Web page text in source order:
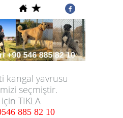
kangal yavrusu
seçmiştir.
TIKLA
885 82 10